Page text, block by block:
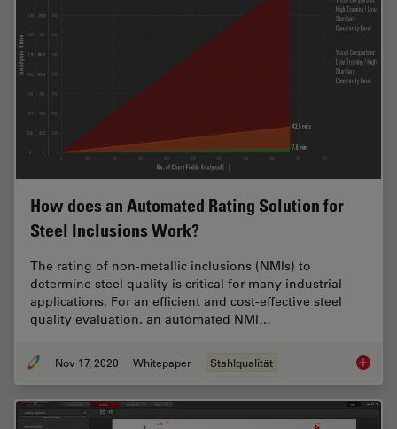
How does an Automated Rating Solution for
Steel Inclusions Work?
The rating of non-metallic inclusions (NMIs) to
determine steel quality is critical for many industrial
applications. For an efficient and cost-effective steel
quality evaluation, an automated NMI…
Nov 17, 2020 Whitepaper Stahlqualität How